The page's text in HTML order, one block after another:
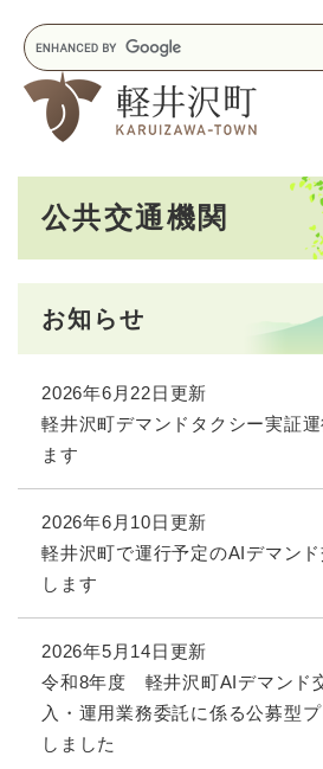
キ
ー
ワ
公共交通機関
お知らせ
2026年6月22日更新
軽井沢町デマンドタクシー実証
ます
2026年6月10日更新
軽井沢町で運行予定のAIデマン
します
2026年5月14日更新
令和8年度 軽井沢町AIデマンド
入・運用業務委託に係る公募型
しました